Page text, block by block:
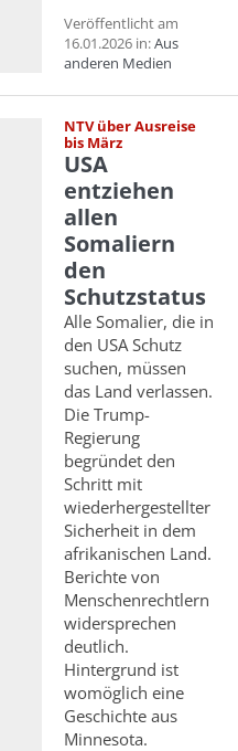
Veröffentlicht am
16.01.2026 in:Aus
anderen Medien
NTV über Ausreise
bis März
USA
entziehen
allen
Somaliern
den
Schutzstatus
Alle Somalier, die in
den USA Schutz
suchen, müssen
das Land verlassen.
Die Trump-
Regierung
begründet den
Schritt mit
wiederhergestellter
Sicherheit in dem
afrikanischen Land.
Berichte von
Menschenrechtlern
widersprechen
deutlich.
Hintergrund ist
womöglich eine
Geschichte aus
Minnesota.